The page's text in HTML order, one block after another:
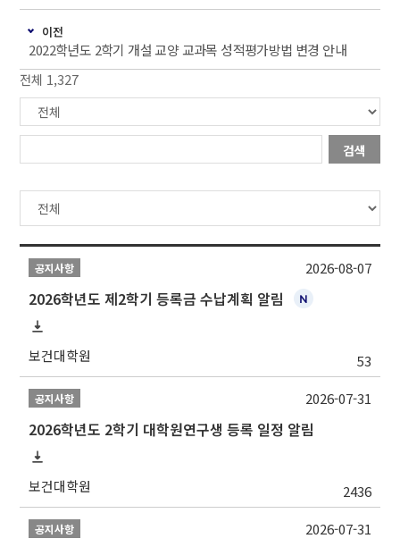
이전
2022학년도 2학기 개설 교양 교과목 성적평가방법 변경 안내
전체 1,327
검색
공지사항
2026학년도 제2학기 등록금 수납계획 알림
보건대학원 53
2026-08-07
공지사항
2026학년도 2학기 대학원연구생 등록 일정 알림
보건대학원 2436
2026-07-31
공지사항 2026-07-31